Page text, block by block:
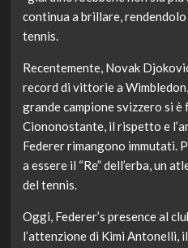
continua a brillare,
tennis.
Recentemente, Novak
record di vittorie a
grande campione svizzero si è
Ciononostante, il rispetto e
Federer rimangono immutati.
a essere il “Re” dell’erba, un
del tennis.
Oggi, Federer’s presence al
l’attenzione di Kimi Antonelli,